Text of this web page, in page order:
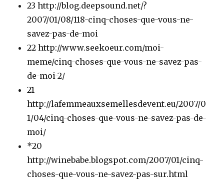
23 http://blog.deepsound.net/?
2007/01/08/118-cinq-choses-que-vous-ne-
savez-pas-de-moi
22 http://www.seekoeur.com/moi-
meme/cinq-choses-que-vous-ne-savez-pas-
de-moi-2/
21
http://lafemmeauxsemellesdevent.eu/2007/0
1/04/cinq-choses-que-vous-ne-savez-pas-de-
moi/
*20
http://winebabe.blogspot.com/2007/01/cinq-
choses-que-vous-ne-savez-pas-sur.html